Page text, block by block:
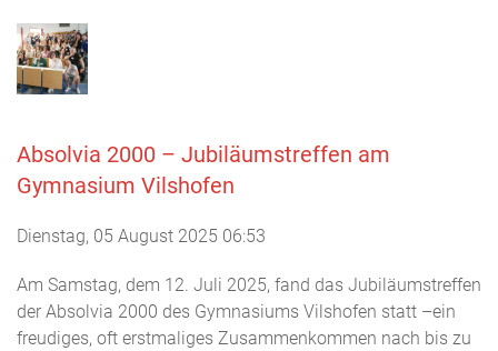
Absolvia 2000 – Jubiläumstreffen am
Gymnasium Vilshofen
Dienstag, 05 August 2025 06:53
Am Samstag, dem 12. Juli 2025, fand das Jubiläumstreffen
der Absolvia 2000 des Gymnasiums Vilshofen statt –ein
freudiges, oft erstmaliges Zusammenkommen nach bis zu